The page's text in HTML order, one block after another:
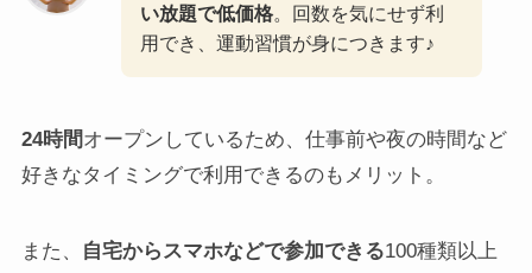
い放題で低価格 。回数を気にせず利
用でき、運動習慣が身につきます♪
24時間オープンしているため、仕事前や夜の時間など
好きなタイミングで利用できるのもメリット。
また、 自宅からスマホなどで参加できる100種類以上